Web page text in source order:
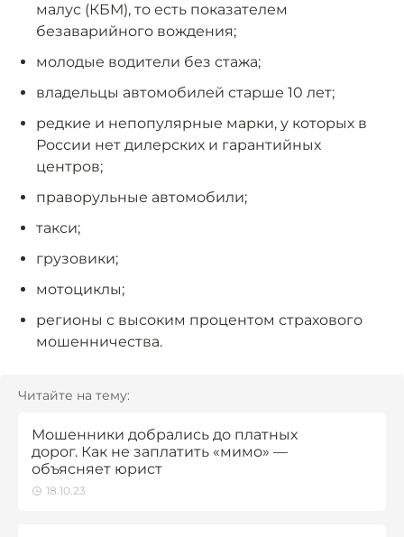
малус (КБМ), то есть показателем
безаварийного вождения;
молодые водители без стажа;
владельцы автомобилей старше 10 лет;
редкие и непопулярные марки, у которых в
России нет дилерских и гарантийных
центров;
праворульные автомобили;
такси;
грузовики;
мотоциклы;
регионы с высоким процентом страхового
мошенничества.
Читайте на тему:
Мошенники добрались до платных
дорог. Как не заплатить «мимо» —
объясняет юрист
18.10.23